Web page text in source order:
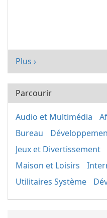
Plus ›
Parcourir
Audio et Multimédia
Bureau
Jeux et Divertissement
Maison et Loisirs
Utilitaires Système